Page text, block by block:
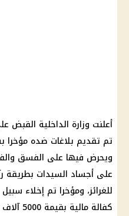
أعلنت وزارة الداخلية القبض
تم تقديم بلاغات ضده مؤخرا
ويحرض فيها على الفسق
على أجساد السيدات بطريقة
للغرائز، ومؤخرا تم إخلاء
كفالة مالية بقيمة 5000 آلاف جنيه.